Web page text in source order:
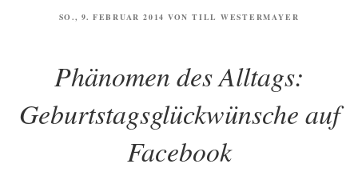
VERÖFFENTLICHT
SO., 9. FEBRUAR 2014 VON TILL WESTERMAYER
Phänomen des Alltags:
Geburtstagsglückwünsche auf
Facebook